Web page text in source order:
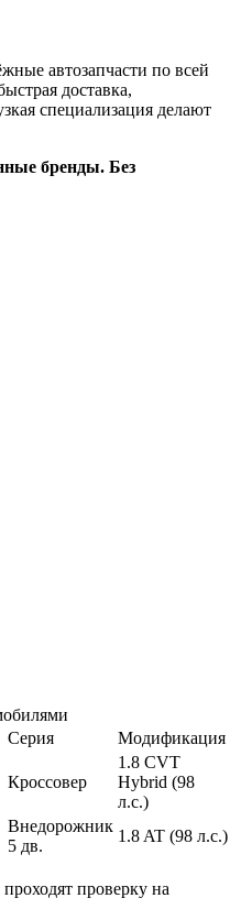
автозапчасти по всей
доставка,
специализация делают
бренды. Без
Серия Модификация
Кроссовер
1.8 CVT
Hybrid (98
л.с.)
Внедорожник
5 дв.
1.8 AT (98 л.с.)
проверку на